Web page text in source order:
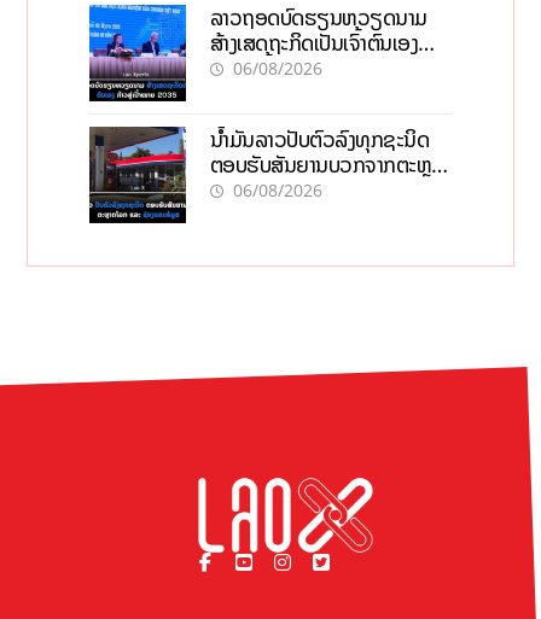
ລາວຖອດບົດຮຽນຫວຽດນາມ
ສ້າງເສດຖະກິດເປັນເຈົ້າຕົນເອງ
ກ້າວສູ່ເປົ້າໝາຍ 2035
06/08/2026
ນໍ້າມັນລາວປັບຕົວລົງທຸກຊະນິດ
ຕອບຮັບສັນຍານບວກຈາກຕະຫຼາດ
ໂລກ ແລະ ຊ່ອງແຄບຮໍມູສ
06/08/2026